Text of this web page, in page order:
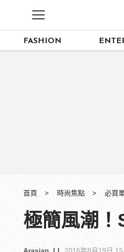
FASHION
首頁 時尚焦點 必買
極簡風潮